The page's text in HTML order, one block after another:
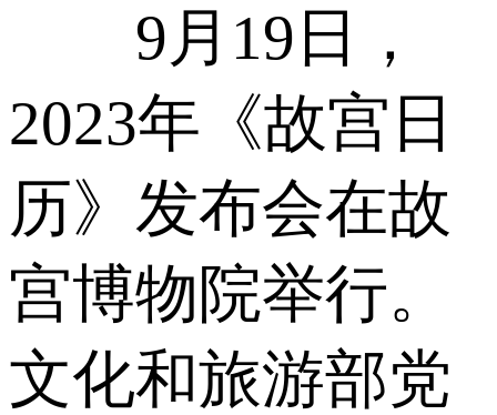
9月19日，
2023年《故宫日
历》发布会在故
宫博物院举行。
文化和旅游部党